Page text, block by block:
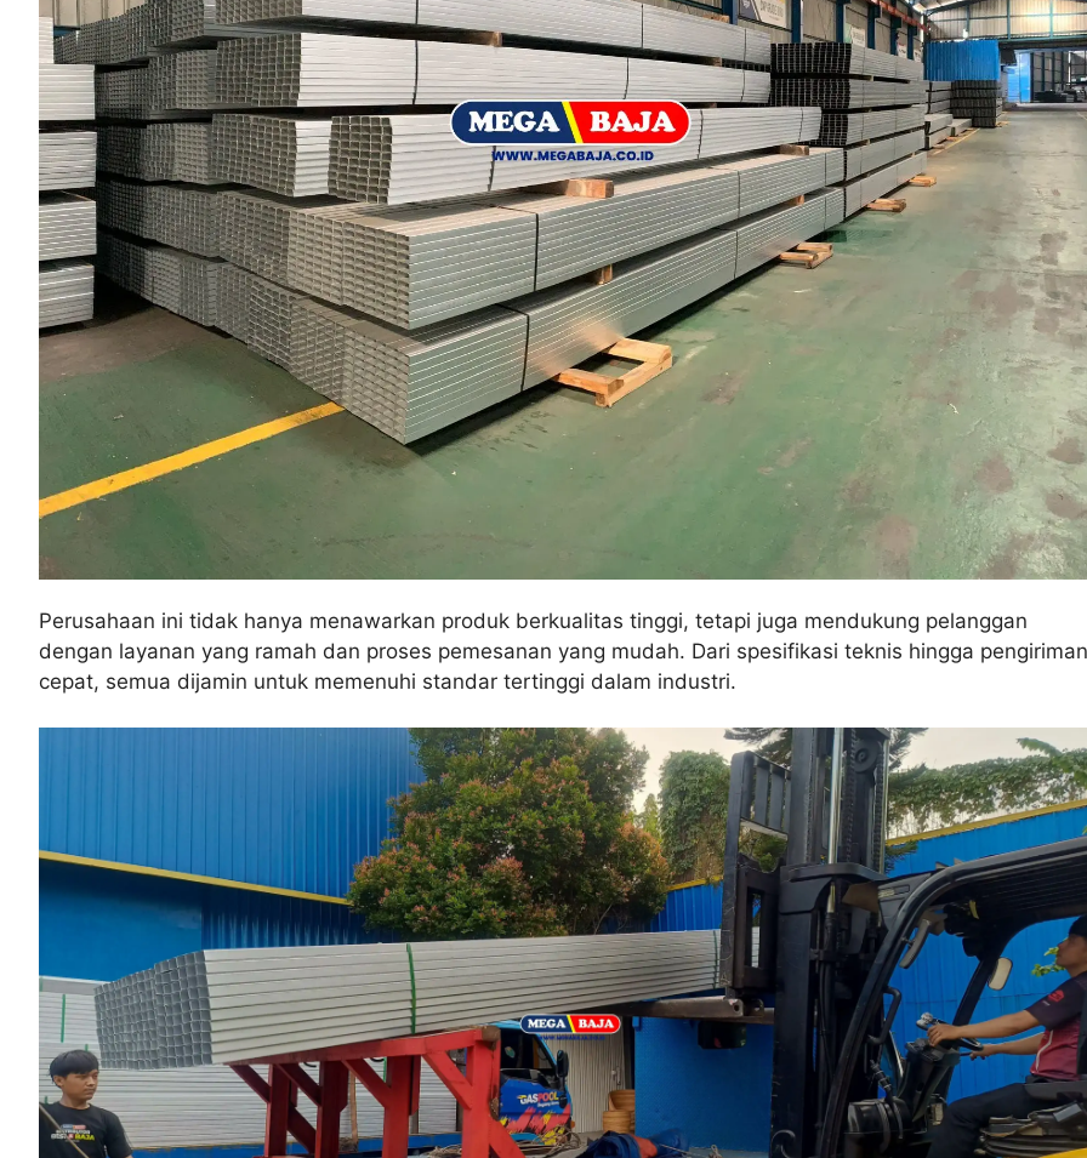
Perusahaan ini tidak hanya menawarkan produk berkualitas tinggi, tetapi juga mendukung pelanggan
dengan layanan yang ramah dan proses pemesanan yang mudah. Dari spesifikasi teknis hingga pengiriman
cepat, semua dijamin untuk memenuhi standar tertinggi dalam industri.